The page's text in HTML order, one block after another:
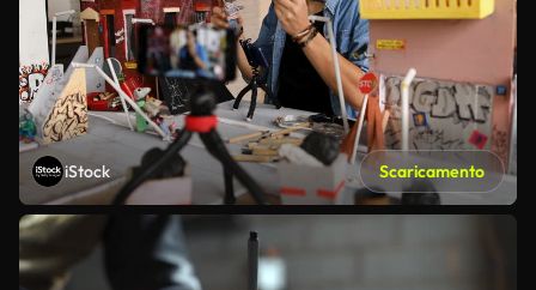
iStock Scaricamento